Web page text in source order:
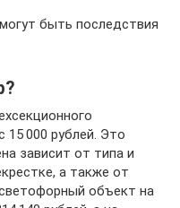
быть последствия
15 000 рублей. Это
зависит от типа и
а также от
объект на